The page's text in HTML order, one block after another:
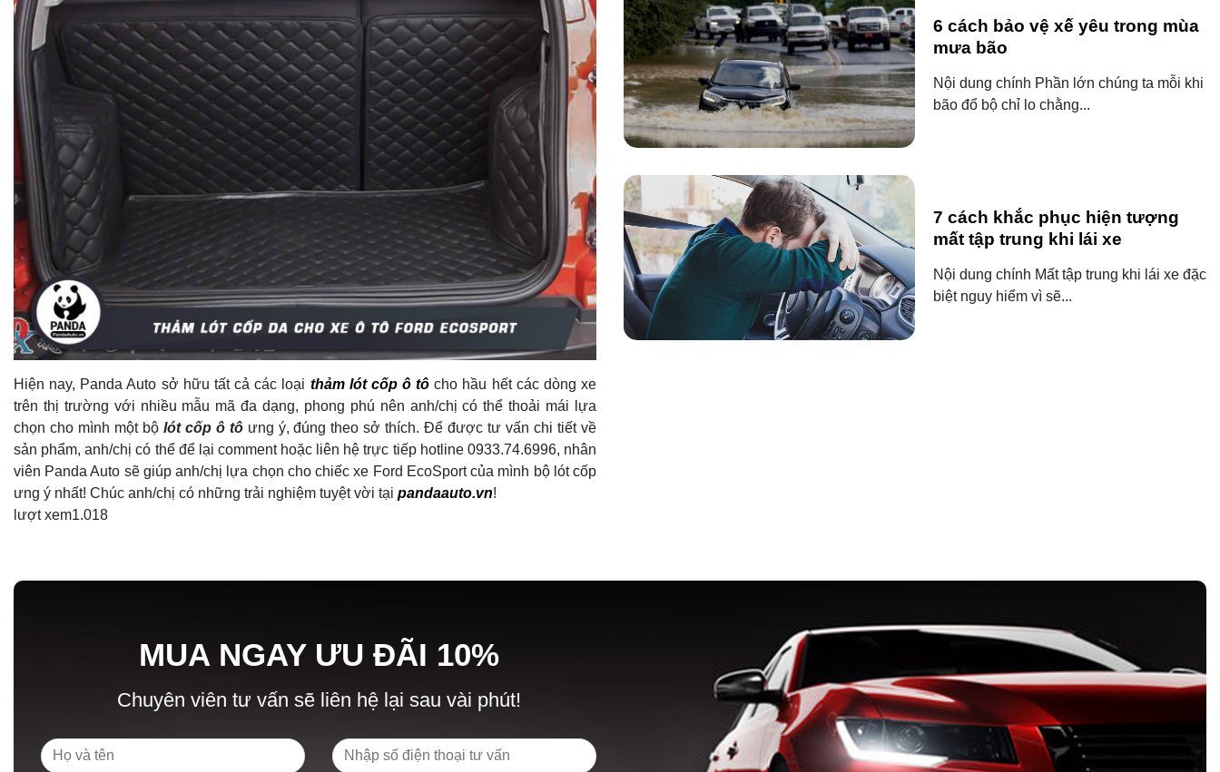
Hiện nay, Panda Auto sở hữu tất cả các loại thảm lót cốp ô tô cho hầu hết các dòng xe
trên thị trường với nhiều mẫu mã đa dạng, phong phú nên anh/chị có thể thoải mái lựa
chọn cho mình một bộlót cốp ô tôưng ý, đúng theo sở thích. Để được tư vấn chi tiết về
sản phẩm, anh/chị có thể để lại comment hoặc liên hệ trực tiếp hotline 0933.74.6996, nhân
viên Panda Auto sẽ giúp anh/chị lựa chọn cho chiếc xe Ford EcoSport của mình bộ lót cốp
ưng ý nhất! Chúc anh/chị có những trải nghiệm tuyệt vời tại pandaauto.vn!
lượt xem1.018
6 cách bảo vệ xế yêu trong mùa
mưa bão
Nội dung chính Phần lớn chúng ta mỗi khi
bão đổ bộ chỉ lo chằng...
7 cách khắc phục hiện tượng
mất tập trung khi lái xe
Nội dung chính Mất tập trung khi lái xe đặc
biệt nguy hiểm vì sẽ...
MUA NGAY ƯU ĐÃI 10%
Chuyên viên tư vấn sẽ liên hệ lại sau vài phút!